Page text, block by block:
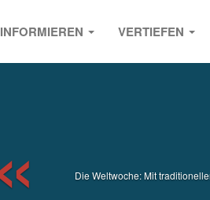
INFORMIEREN VERTIEFEN
Die Weltwoche: Mit